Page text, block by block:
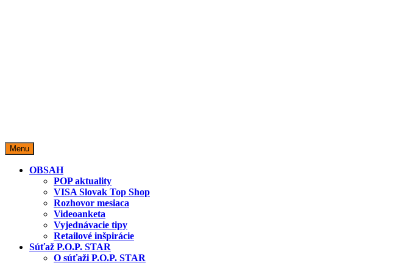
Menu
OBSAH
POP aktuality
VISA Slovak Top Shop
Rozhovor mesiaca
Videoanketa
Vyjednávacie tipy
Retailové inšpirácie
Súťaž P.O.P. STAR
O súťaži P.O.P. STAR